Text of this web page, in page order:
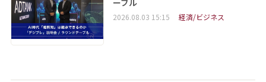
ーブル
2026.08.03 15:15 経済/ビジネス